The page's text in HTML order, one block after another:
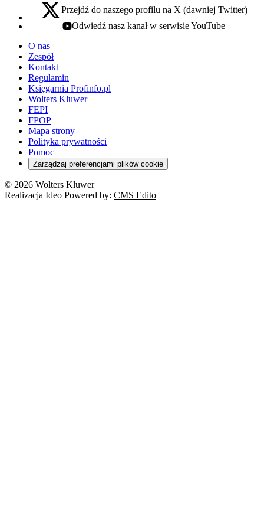
x - otwiera się w nowej karcie
Przejdź do naszego profilu na X (dawniej Twitter)
youtube - otwiera się w nowej karcie
Odwiedź nasz kanał w serwisie YouTube
O nas
Zespół
Kontakt
Regulamin
Księgarnia Profinfo.pl
Wolters Kluwer
FEPI
FPOP
Mapa strony
Polityka prywatności
Pomoc
Zarządzaj preferencjami plików cookie
© 2026 Wolters Kluwer
Realizacja Ideo Powered by: CMS Edito